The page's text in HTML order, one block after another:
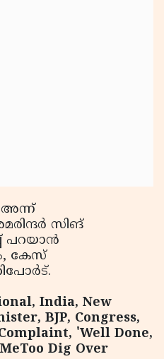
അന്ന്
സിങ്
പറയാന്‍
കേസ്
India, New
BJP, Congress,
'Well Done,
Dig Over